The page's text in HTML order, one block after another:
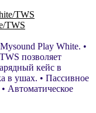
TWS
Play White. •
позволяет
кейс в
в ушах. • Пассивное
Автоматическое